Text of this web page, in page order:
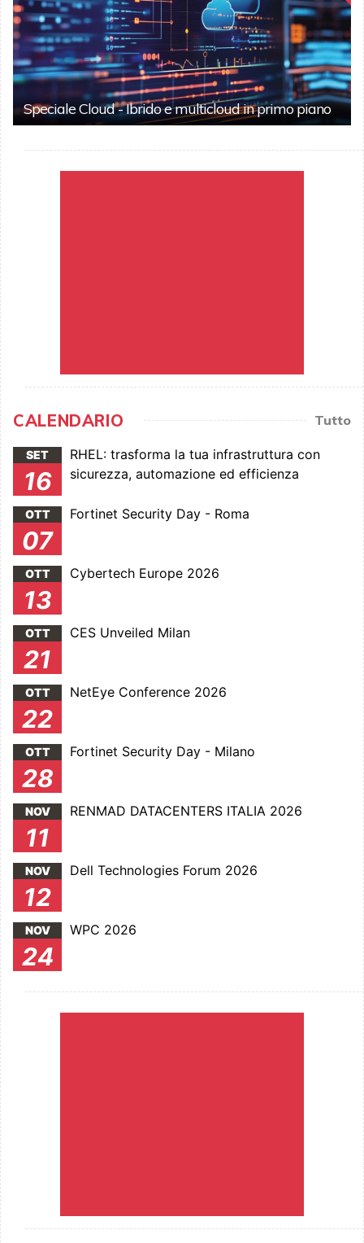
Speciale Cloud - Ibrido e multicloud in primo piano
CALENDARIO Tutto
SET
16
RHEL: trasforma la tua infrastruttura con
sicurezza, automazione ed efficienza
OTT
07
Fortinet Security Day - Roma
OTT
13
Cybertech Europe 2026
OTT
21
CES Unveiled Milan
OTT
22
NetEye Conference 2026
OTT
28
Fortinet Security Day - Milano
NOV
11
RENMAD DATACENTERS ITALIA 2026
NOV
12
Dell Technologies Forum 2026
NOV
24
WPC 2026